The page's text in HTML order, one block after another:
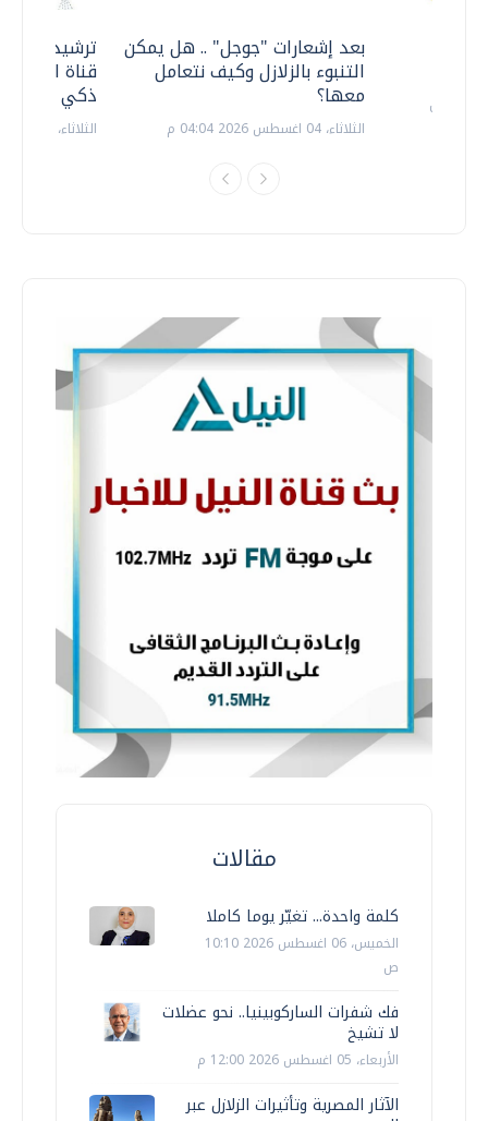
ترشيدا
قناة
ذكي
الثلاثاء، 14 يوليو 2026 06:11 م
بعد إشعارات "جوجل" .. هل يمكن
التنبوء بالزلازل وكيف نتعامل
معها؟
الثلاثاء، 04 اغسطس 2026 04:04 م
مقالات
كلمة واحدة... تغيّر يوما كاملا
الخميس، 06 اغسطس 2026 10:10
ص
فك شفرات الساركوبينيا.. نحو عضلات
لا تشيخ
الأربعاء، 05 اغسطس 2026 12:00 م
الآثار المصرية وتأثيرات الزلازل عبر